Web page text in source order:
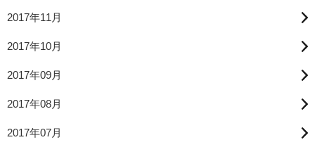
2017年11月
2017年10月
2017年09月
2017年08月
2017年07月